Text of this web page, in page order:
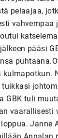
pelaajaa,
vahvempaa
pääsi
GBK tuli
vaarallisesti
Janne